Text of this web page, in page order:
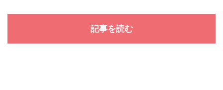
記事を読む